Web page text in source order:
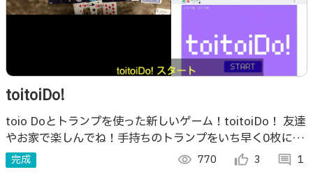
toitoiDo!
toio Doとトランプを使った新しいゲーム！toitoiDo！ 友達
やお家で楽しんでね！手持ちのトランプをいち早く0枚にし
たら勝利。スナイパーキューブに狙われたら大変!! #toio
#Doコン
完成 visibility 770 thumb_up_alt 3 comment 1